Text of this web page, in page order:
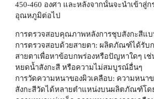
450-460 องศา และหลังจากนั้นจะนำเข้าสู่
อุณหภูมิต่อไป
การตรวจสอบคุณภาพหลังการชุบสังกะสีแ
การตรวจสอบด้วยสายตา: ผลิตภัณฑ์ได้รับ
สายตาเพื่อหาข้อบกพร่องหรือปัญหาใดๆ เ
หยดน้ำสังกะสี หรือความไม่สมบูรณ์อื่นๆ
การวัดความหนาของผิวเคลือบ: ความหนา
สังกะสีวัดได้หลายตําแหน่งบนผลิตภัณฑ์โด